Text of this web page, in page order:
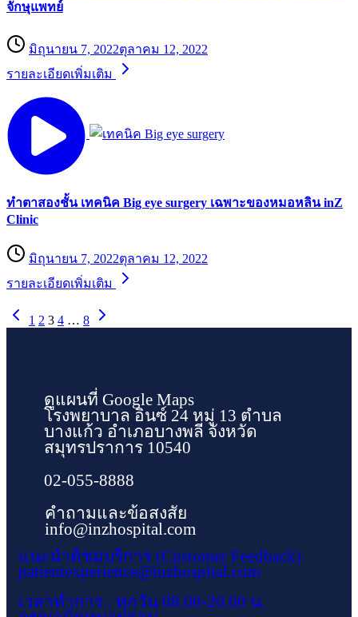
จักษุแพทย์
มิถุนายน 7, 2022ตุลาคม 12, 2022
รายละเอียดเพิ่มเติม
ทำตาสองชั้น เทคนิค Big eye surgery เฉพาะของหมอหลิน inZ
Clinic
มิถุนายน 7, 2022ตุลาคม 12, 2022
รายละเอียดเพิ่มเติม
1 2 3 4 … 8
ดูแผนที่ Google Maps
โรงพยาบาล อินซ์ 24 หมู่ 13 ตำบล
บางแก้ว อำเภอบางพลี จังหวัด
สมุทรปราการ 10540
02-055-8888
คำถามและข้อสงสัย
info@inzhospital.com
แนะนำติชมบริการ (Customer Feedback)
patientexperience@inzhospital.com
เวลาทำการ : ทุกวัน 08.00-20.00 น.